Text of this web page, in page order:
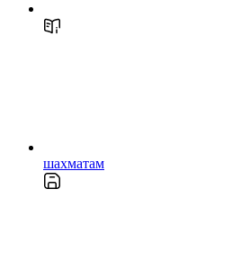
шахматам